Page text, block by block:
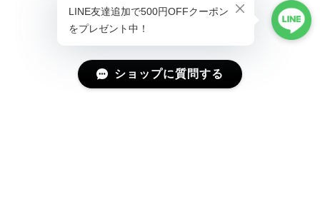
ショップに質問する